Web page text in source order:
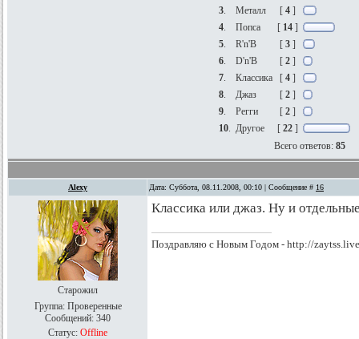
3. Металл [ 4]
4. Попса [ 14]
5. R'n'B [ 3]
6. D'n'B [ 2]
7. Классика [ 4]
8. Джаз [ 2]
9. Регги [ 2]
10. Другое [ 22]
Всего ответов: 85
Alexy Дата: Суббота, 08.11.2008, 00:10 | Сообщение # 16
Старожил
Группа: Проверенные
Сообщений: 340
Статус: Offline
Классика или джаз. Ну и
Поздравляю с Новым Годом - http://